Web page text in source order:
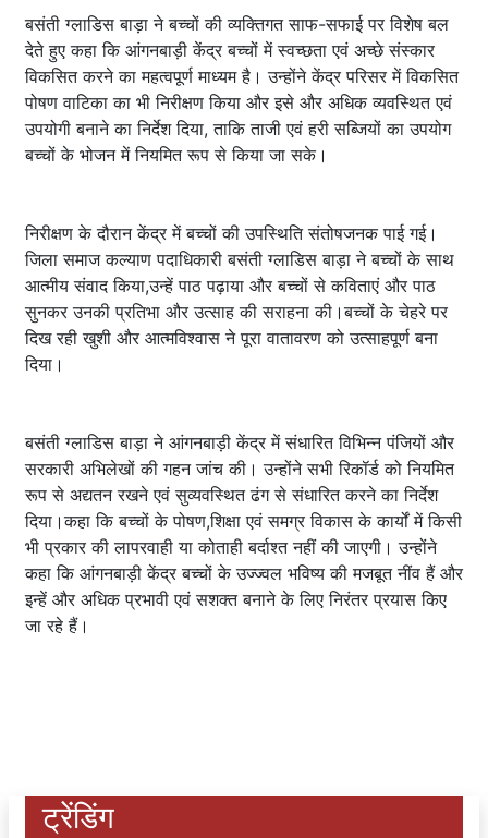
बसंती ग्लाडिस बाड़ा ने बच्चों की व्यक्तिगत साफ-सफाई पर विशेष बल
देते हुए कहा कि आंगनबाड़ी केंद्र बच्चों में स्वच्छता एवं अच्छे संस्कार
विकसित करने का महत्वपूर्ण माध्यम है। उन्होंने केंद्र परिसर में विकसित
पोषण वाटिका का भी निरीक्षण किया और इसे और अधिक व्यवस्थित एवं
उपयोगी बनाने का निर्देश दिया, ताकि ताजी एवं हरी सब्जियों का उपयोग
बच्चों के भोजन में नियमित रूप से किया जा सके।
निरीक्षण के दौरान केंद्र में बच्चों की उपस्थिति संतोषजनक पाई गई।
जिला समाज कल्याण पदाधिकारी बसंती ग्लाडिस बाड़ा ने बच्चों के साथ
आत्मीय संवाद किया,उन्हें पाठ पढ़ाया और बच्चों से कविताएं और पाठ
सुनकर उनकी प्रतिभा और उत्साह की सराहना की।बच्चों के चेहरे पर
दिख रही खुशी और आत्मविश्वास ने पूरा वातावरण को उत्साहपूर्ण बना
दिया।
बसंती ग्लाडिस बाड़ा ने आंगनबाड़ी केंद्र में संधारित विभिन्न पंजियों और
सरकारी अभिलेखों की गहन जांच की। उन्होंने सभी रिकॉर्ड को नियमित
रूप से अद्यतन रखने एवं सुव्यवस्थित ढंग से संधारित करने का निर्देश
दिया।कहा कि बच्चों के पोषण,शिक्षा एवं समग्र विकास के कार्यों में किसी
भी प्रकार की लापरवाही या कोताही बर्दाश्त नहीं की जाएगी। उन्होंने
कहा कि आंगनबाड़ी केंद्र बच्चों के उज्ज्वल भविष्य की मजबूत नींव हैं और
इन्हें और अधिक प्रभावी एवं सशक्त बनाने के लिए निरंतर प्रयास किए
जा रहे हैं।
ट्रेंडिंग